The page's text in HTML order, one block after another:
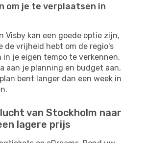
om je te verplaatsen in
Visby kan een goede optie zijn,
de vrijheid hebt om de regio's
je eigen tempo te verkennen.
aan je planning en budget aan,
bent langer dan een week in
van Stockholm naar
lagere prijs